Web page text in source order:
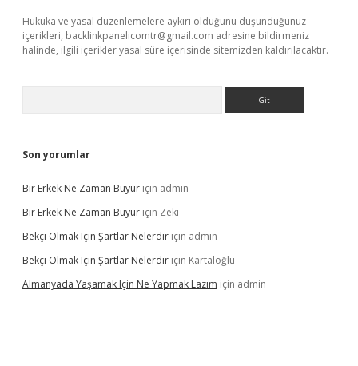
Hukuka ve yasal düzenlemelere aykırı olduğunu düşündüğünüz
içerikleri, backlinkpanelicomtr@gmail.com adresine bildirmeniz
halinde, ilgili içerikler yasal süre içerisinde sitemizden kaldırılacaktır.
Son yorumlar
Bir Erkek Ne Zaman Büyür için admin
Bir Erkek Ne Zaman Büyür için Zeki
Bekçi Olmak Için Şartlar Nelerdir için admin
Bekçi Olmak Için Şartlar Nelerdir için Kartaloğlu
Almanyada Yaşamak Için Ne Yapmak Lazım için admin